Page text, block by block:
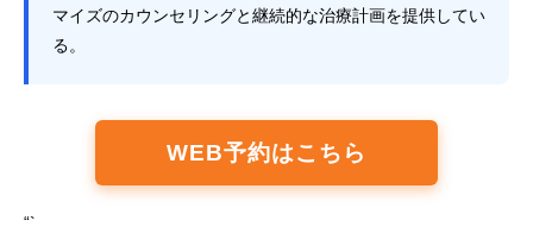
マイズのカウンセリングと継続的な治療計画を提供してい
る。
WEB予約はこちら
“`